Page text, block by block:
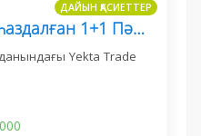
ДАЙЫН ҚАСИЕТТЕР
Махмутлардағы Жиһаздалған 1+1 Пәтер, Yekta Trade Center
Yekta Trade